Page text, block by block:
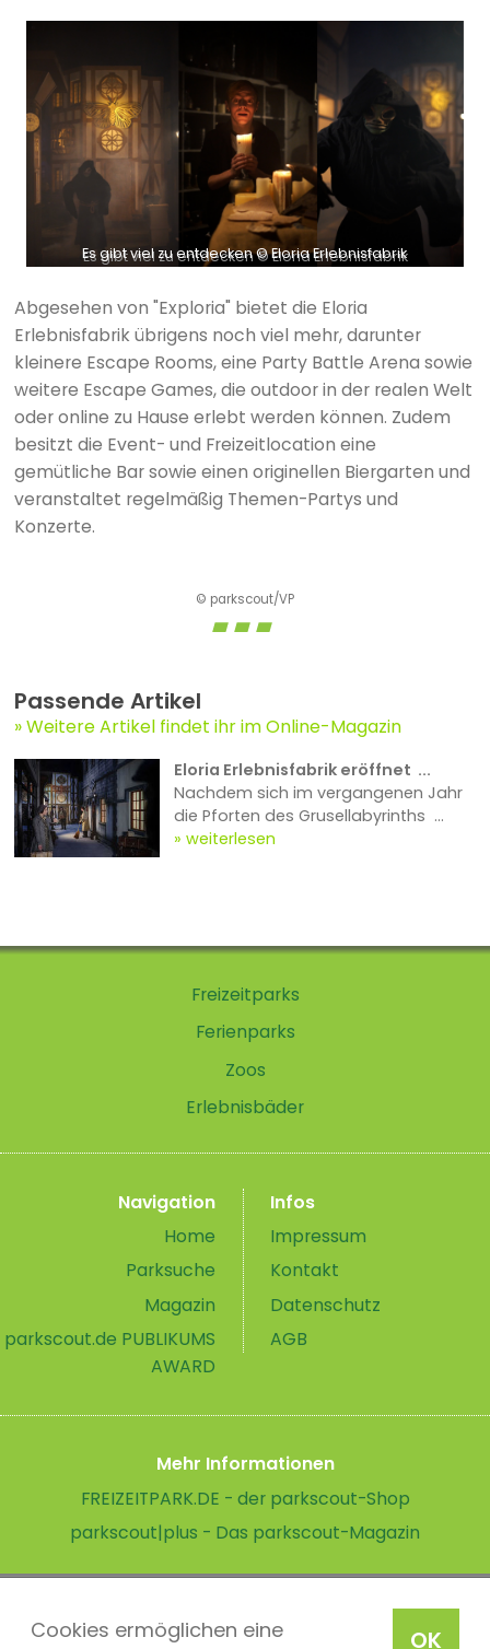
OK
Cookies ermöglichen eine
Es gibt viel zu entdecken © Eloria Erlebnisfabrik
Abgesehen von "Exploria" bietet die Eloria
Erlebnisfabrik übrigens noch viel mehr, darunter
kleinere Escape Rooms, eine Party Battle Arena sowie
weitere Escape Games, die outdoor in der realen Welt
oder online zu Hause erlebt werden können. Zudem
besitzt die Event- und Freizeitlocation eine
gemütliche Bar sowie einen originellen Biergarten und
veranstaltet regelmäßig Themen-Partys und
Konzerte.
© parkscout/VP
Passende Artikel
Weitere Artikel findet ihr im Online-Magazin
Eloria Erlebnisfabrik eröffnet ...
Nachdem sich im vergangenen Jahr
die Pforten des Grusellabyrinths ...
weiterlesen
Freizeitparks
Ferienparks
Zoos
Erlebnisbäder
Navigation
Home
Parksuche
Magazin
parkscout.de PUBLIKUMS
AWARD
Infos
Impressum
Kontakt
Datenschutz
AGB
Mehr Informationen
FREIZEITPARK.DE - der parkscout-Shop
parkscout|plus - Das parkscout-Magazin